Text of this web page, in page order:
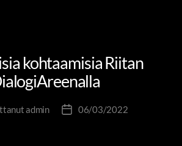
kohtaamisia Riitan
admin 06/03/2022